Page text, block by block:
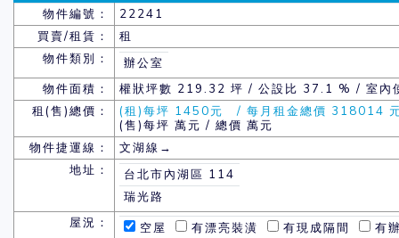
物件編號：
22241
買賣/租賃：
租
物件類別：
辦公室
物件面積：
權狀坪數 219.32 坪 / 公設比 37.1 % / 室內
租(售)總價：
(租)每坪 1450元 / 每月租金總價 318014
(售)每坪 萬元 / 總價 萬元
物件捷運線：
文湖線→
地址：
台北市內湖區 114
瑞光路
屋況：
空屋 有漂亮裝潢 有現成隔間 有